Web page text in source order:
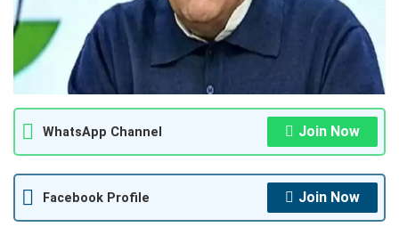
WhatsApp Channel Join Now
Facebook Profile Join Now